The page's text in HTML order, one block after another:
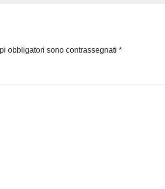
obbligatori sono contrassegnati *